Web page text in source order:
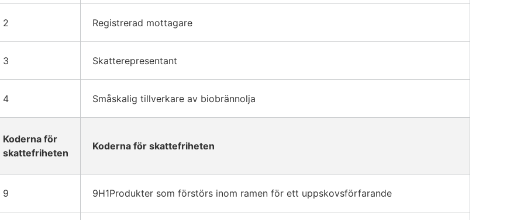
2 Registrerad mottagare
3 Skatterepresentant
4 Småskalig tillverkare av biobrännolja
Koderna för
skattefriheten
Koderna för skattefriheten
9 9H1Produkter som förstörs inom ramen för ett uppskovsförfarande